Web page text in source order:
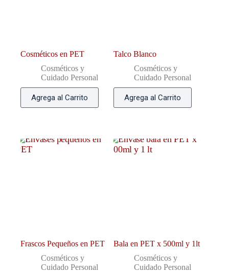
Cosméticos en PET
Cosméticos y
Cuidado Personal
Agrega al Carrito
Talco Blanco
Cosméticos y
Cuidado Personal
Agrega al Carrito
Frascos Pequeños en PET
Cosméticos y
Cuidado Personal
Bala en PET x 500ml y 1lt
Cosméticos y
Cuidado Personal